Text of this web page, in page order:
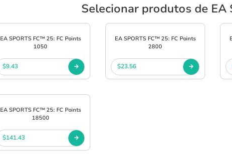
Selecionar produtos de EA
EA SPORTS FC™ 25: FC Points
1050
$9.43
EA SPORTS FC™ 25: FC Points
2800
$23.56
EA SPORTS FC™ 25: FC Points
18500
$141.43